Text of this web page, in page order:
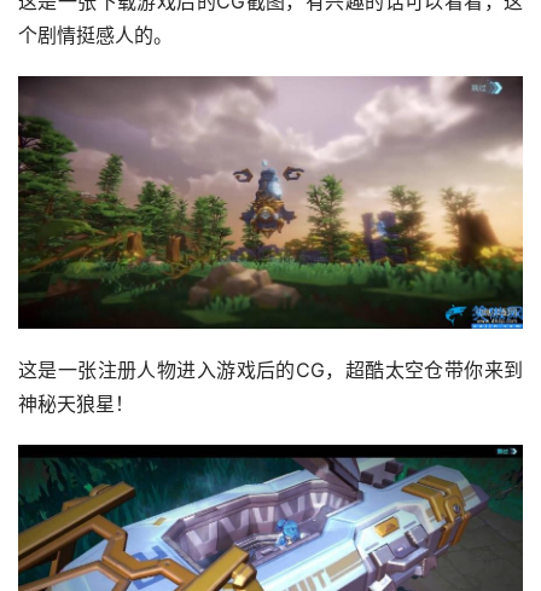
个剧情挺感人的。
这是一张注册人物进入游戏后的CG，超酷太空仓带你来到
神秘天狼星！